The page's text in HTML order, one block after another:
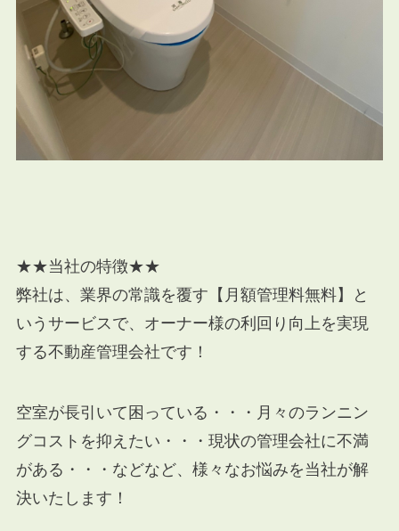
★★当社の特徴★★
弊社は、業界の常識を覆す【月額管理料無料】と
いうサービスで、オーナー様の利回り向上を実現
する不動産管理会社です！
空室が長引いて困っている・・・月々のランニン
グコストを抑えたい・・・現状の管理会社に不満
がある・・・などなど、様々なお悩みを当社が解
決いたします！